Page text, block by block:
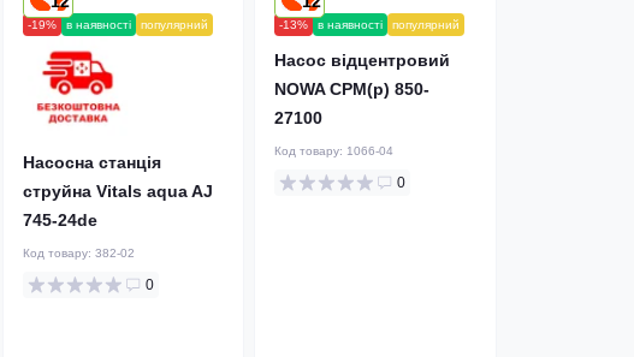
-19% в наявності популярний
Насосна станція
струйна Vitals aqua AJ
745-24de
Код товару: 382-02
0
-13% в наявності популярний
Насос відцентровий
NOWA CPM(p) 850-
27100
Код товару: 1066-04
0